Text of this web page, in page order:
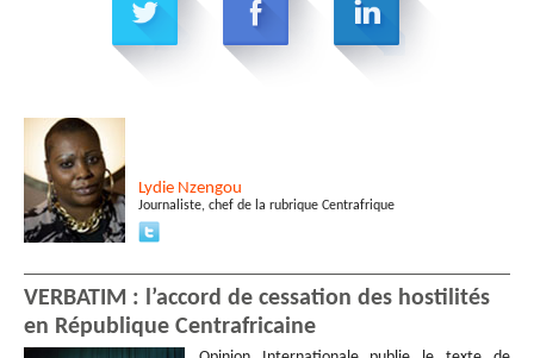
Lydie Nzengou
Journaliste, chef de la rubrique Centrafrique
VERBATIM : l’accord de cessation des hostilités
en République Centrafricaine